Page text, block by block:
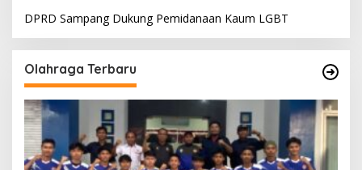
DPRD Sampang Dukung Pemidanaan Kaum LGBT
Olahraga Terbaru